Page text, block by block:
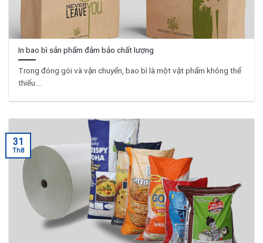
In bao bì sản phẩm đảm bảo chất lượng
Trong đóng gói và vận chuyển, bao bì là một vật phẩm không thể
thiếu....
31
Th8